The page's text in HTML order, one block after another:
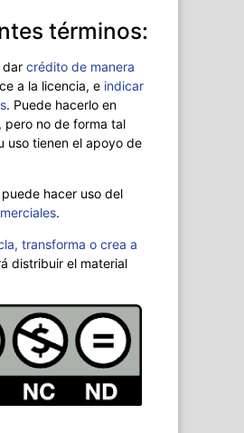
términos:
dar crédito de manera
a la licencia, e indicar
. Puede hacerlo en
pero no de forma tal
uso tienen el apoyo de
hacer uso del
.
transforma o crea a
distribuir el material